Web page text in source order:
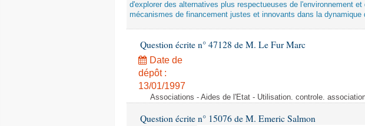
d'explorer des alternatives plus respectueuses de l'environnement
mécanismes de financement justes et innovants dans la dynamique
Question écrite n° 47128 de M. Le Fur Marc
Date de
dépôt :
13/01/1997
Associations - Aides de l'Etat - Utilisation. controle.
Question écrite n° 15076 de M. Emeric Salmon